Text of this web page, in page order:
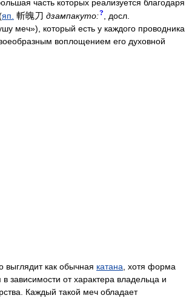
часть которых реализуется благодаря
яп. 斬魄刀 дзампакуто:?
, досл.
меч»), который есть у каждого проводника
воплощением его духовной
выглядит как обычная катана , хотя форма
в зависимости от характера владельца и
Каждый такой меч обладает